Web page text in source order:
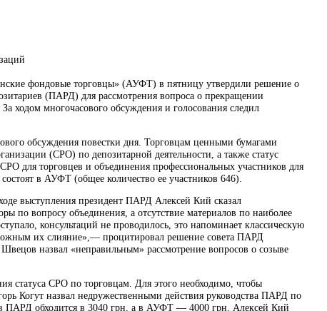
фондовые торговцы» (АУФТ) в пятницу утвердили решение о
(ПАРД) для рассмотрения вопроса о прекращении
ходом многочасового обсуждения и голосования следил
обсуждения повестки дня. Торговцам ценными бумагами
(СРО) по депозитарной деятельности, а также статус
для торговцев и объединения профессиональных участников для
в АУФТ (общее количество ее участников 646).
выступления президент ПАРД Алексей Кий сказал
по вопросу объединения, а отсутствие материалов по наиболее
консультаций не проводилось, это напоминает классическую
их слияние»,— процитировал решение совета ПАРД
назвал «неправильным» рассмотрение вопросов о созыве
статуса СРО по торговцам. Для этого необходимо, чтобы
Когут назвал недружественными действия руководства ПАРД по
ПАРД обходится в 3040 грн, а в АУФТ — 4000 грн. Алексей Кий